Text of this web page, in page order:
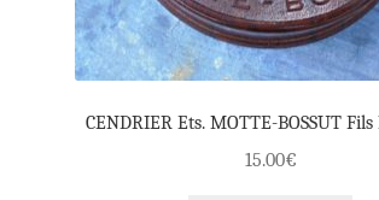
CENDRIER Ets. MOTTE-BOSSUT
15.00€